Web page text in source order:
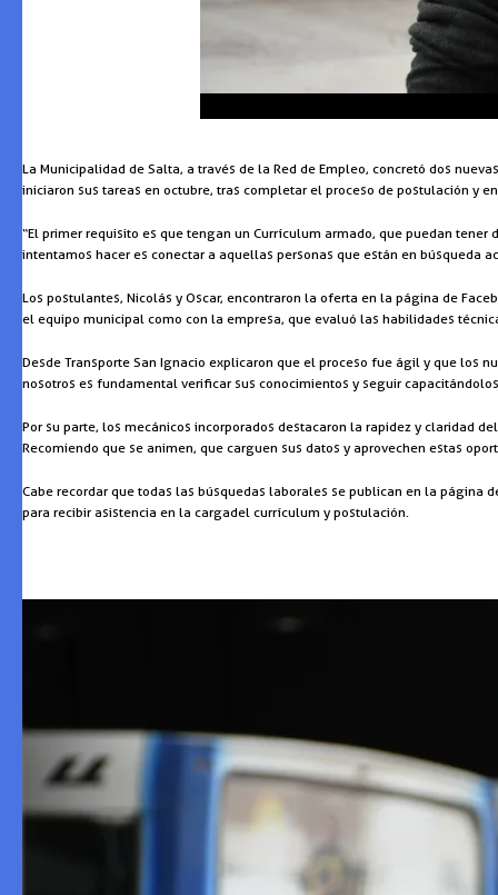
La Municipalidad de Salta, a través de la Red de Empleo, concretó dos
iniciaron sus tareas en octubre, tras completar el proceso de postulación y
“El primer requisito es que tengan un Currículum armado, que puedan
intentamos hacer es conectar a aquellas personas que están en búsqueda
Los postulantes, Nicolás y Oscar, encontraron la oferta en la página de
el equipo municipal como con la empresa, que evaluó las habilidades
Desde Transporte San Ignacio explicaron que el proceso fue ágil y que los
nosotros es fundamental verificar sus conocimientos y seguir
Por su parte, los mecánicos incorporados destacaron la rapidez y claridad
Recomiendo que se animen, que carguen sus datos y aprovechen estas
Cabe recordar que todas las búsquedas laborales se publican en la página
para recibir asistencia en la carga del currículum y postulación.